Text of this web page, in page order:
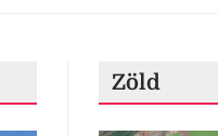
Zöld